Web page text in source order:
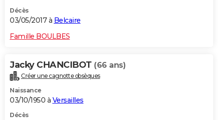
Décès
03/05/2017 à Belcaire
Famille BOULBES
Jacky CHANCIBOT (66 ans)
Créer une cagnotte obsèques
Naissance
03/10/1950 à Versailles
Décès